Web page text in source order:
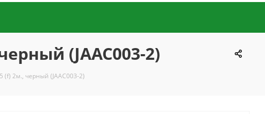
(JAAC003-2)
(f) 2м., черный (JAAC003-2)